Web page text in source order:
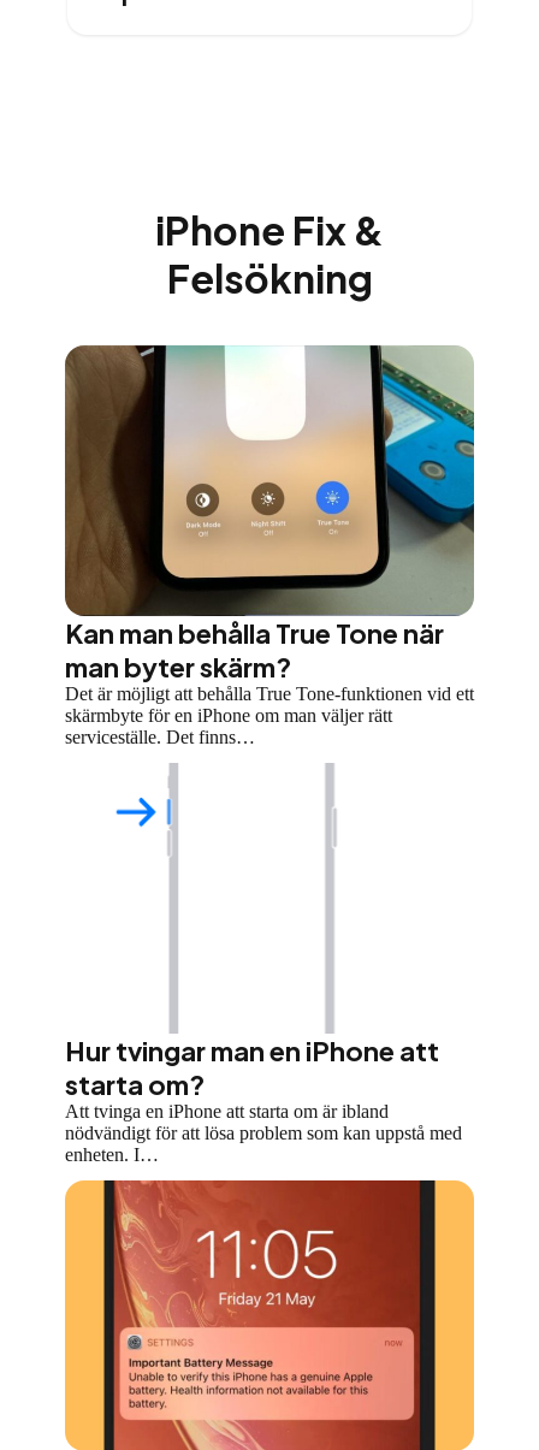
iPhone Fix &
Felsökning
Kan man behålla True Tone när
man byter skärm?
Det är möjligt att behålla True Tone-funktionen vid ett
skärmbyte för en iPhone om man väljer rätt
serviceställe. Det finns…
Hur tvingar man en iPhone att
starta om?
Att tvinga en iPhone att starta om är ibland
nödvändigt för att lösa problem som kan uppstå med
enheten. I…